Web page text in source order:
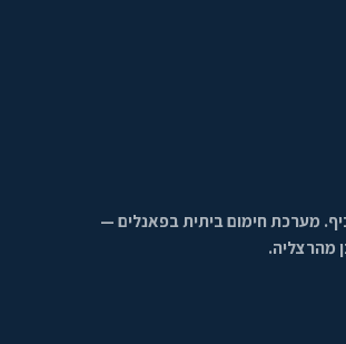
מערכת חימום ביתית בפאנלים —
מהרצליה.